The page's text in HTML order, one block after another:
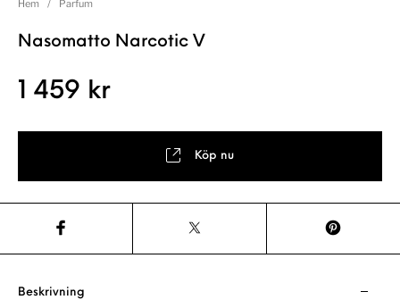
Hem / Parfum
Nasomatto Narcotic V
1 459 kr
Köp nu
Beskrivning